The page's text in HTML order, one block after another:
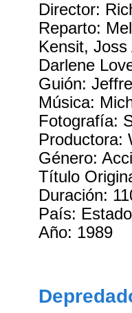
Director:
Reparto:
Kensit,
Darlene
Guión:
Música:
Fotografía:
Productora:
Género:
Título
Duración:
País:
Año: 1989